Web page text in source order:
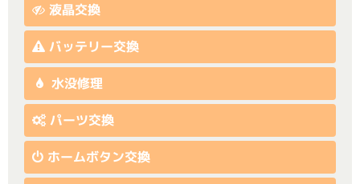
液晶交換
バッテリー交換
水没修理
パーツ交換
ホームボタン交換